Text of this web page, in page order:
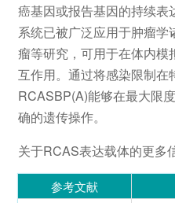
癌基因或报告基因的持续
系统已被广泛应用于肿瘤
瘤等研究，可用于在体内模
互作用。通过将感染限制在
RCASBP(A)能够在最大限
确的遗传操作。
关于RCAS表达载体的更多
参考文献